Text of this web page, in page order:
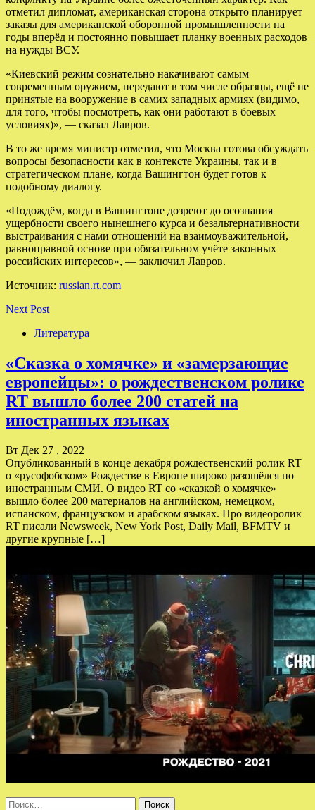
отметил дипломат, американская сторона открыто планирует
заказы для американской оборонной промышленности на
годы вперёд и постоянно повышает планку военных расходов
на нужды ВСУ.
«Киевский режим сознательно накачивают самым
современным оружием, передают в том числе образцы, ещё не
принятые на вооружение в самих западных армиях (видимо,
для того, чтобы посмотреть, как они работают в боевых
условиях)», — сказал Лавров.
В то же время министр отметил, что Москва готова обсуждать
вопросы безопасности как в контексте Украины, так и в
стратегическом плане, когда Вашингтон будет готов к
подобному диалогу.
«Подождём, когда в Вашингтоне дозреют до осознания
ущербности своего нынешнего курса и безальтернативности
выстраивания с нами отношений на взаимоуважительной,
равноправной основе при обязательном учёте законных
российских интересов», — заключил Лавров.
Источник: russian.rt.com
Next Post
Литература
«Сказка о хомячке» и «замерзающие
европейцы»: о рождественском ролике
RT вышло более 200 статей на
иностранных языках
Вт Дек 27 , 2022
Опубликованный в конце декабря рождественский ролик RT
о «русофобском» Рождестве в Европе широко разошёлся по
иностранным СМИ. О видео RT со «сказкой о хомячке»
вышло более 200 материалов на английском, немецком,
испанском, французском и арабском языках. Про видеоролик
RT писали Newsweek, New York Post, Daily Mail, BFMTV и
другие крупные […]
Найти: